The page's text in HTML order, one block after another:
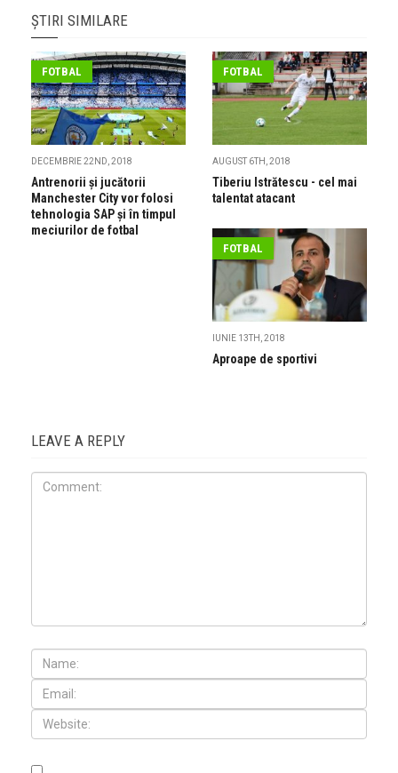
ȘTIRI SIMILARE
FOTBAL
DECEMBRIE 22ND, 2018
Antrenorii și jucătorii
Manchester City vor folosi
tehnologia SAP și în timpul
meciurilor de fotbal
FOTBAL
AUGUST 6TH, 2018
Tiberiu Istrătescu - cel mai
talentat atacant
FOTBAL
IUNIE 13TH, 2018
Aproape de sportivi
LEAVE A REPLY